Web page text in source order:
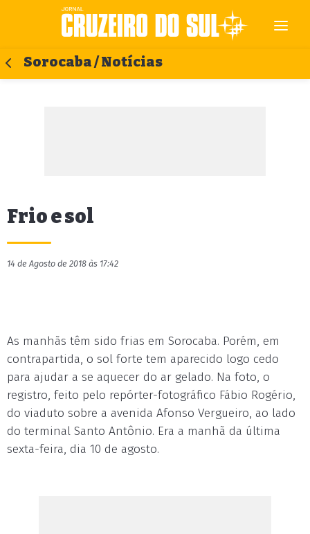
Sorocaba / Notícias
Frio e sol
14 de Agosto de 2018 às 17:42
As manhãs têm sido frias em Sorocaba. Porém, em
contrapartida, o sol forte tem aparecido logo cedo
para ajudar a se aquecer do ar gelado. Na foto, o
registro, feito pelo repórter-fotográfico Fábio Rogério,
do viaduto sobre a avenida Afonso Vergueiro, ao lado
do terminal Santo Antônio. Era a manhã da última
sexta-feira, dia 10 de agosto.